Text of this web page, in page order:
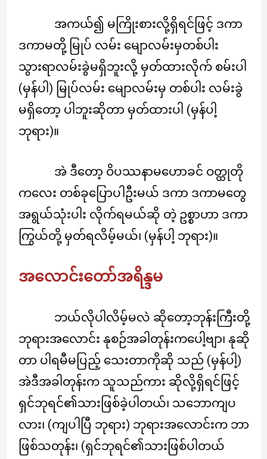
အကယ်၍ မကြိုးစားလို့ရှိရင်ဖြင့် ဒကာ
ဒကာမတို့ မြုပ် လမ်း မျောလမ်းမှတစ်ပါး
သွားရာလမ်းခွဲမရှိဘူးလို့ မှတ်ထားလိုက် စမ်းပါ
(မှန်ပါ) မြုပ်လမ်း မျောလမ်းမှ တစ်ပါး လမ်းခွဲ
မရှိတော့ ပါဘူးဆိုတာ မှတ်ထားပါ (မှန်ပါ့
ဘုရား)။
အဲ ဒီတော့ ဝိပဿနာမဟောခင် ဝတ္ထုတို
ကလေး တစ်ခုပြောပါဦးမယ် ဒကာ ဒကာမတွေ
အရွယ်သုံးပါး လိုက်ရမယ်ဆို တဲ့ ဥစ္စာဟာ ဒကာ
ကြွယ်တို့ မှတ်ရလိမ့်မယ်၊ (မှန်ပါ့ ဘုရား)။
အလောင်းတော်အရိန္ဒမ
ဘယ်လိုပါလိမ့်မလဲ ဆိုတော့ဘုန်းကြီးတို့
ဘုရားအလောင်း နုစဉ်အခါတုန်းကပေါ့ဗျာ၊ နုဆို
တာ ပါရမီမပြည့် သေးတာကိုဆို သည် (မှန်ပါ့)
အဲဒီအခါတုန်းက သူသည်ကား ဆိုလို့ရှိရင်ဖြင့်
ရှင်ဘုရင်၏သားဖြစ်ခဲ့ပါတယ်၊ သဘောကျပ
လား၊ (ကျပါပြီ ဘုရား) ဘုရားအလောင်းက ဘာ
ဖြစ်သတုန်း၊ (ရှင်ဘုရင်၏သားဖြစ်ပါတယ်